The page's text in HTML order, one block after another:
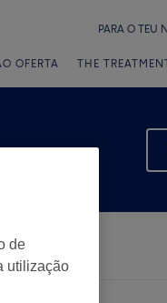
PARA O TEU
OFERTA THE
de
utilização